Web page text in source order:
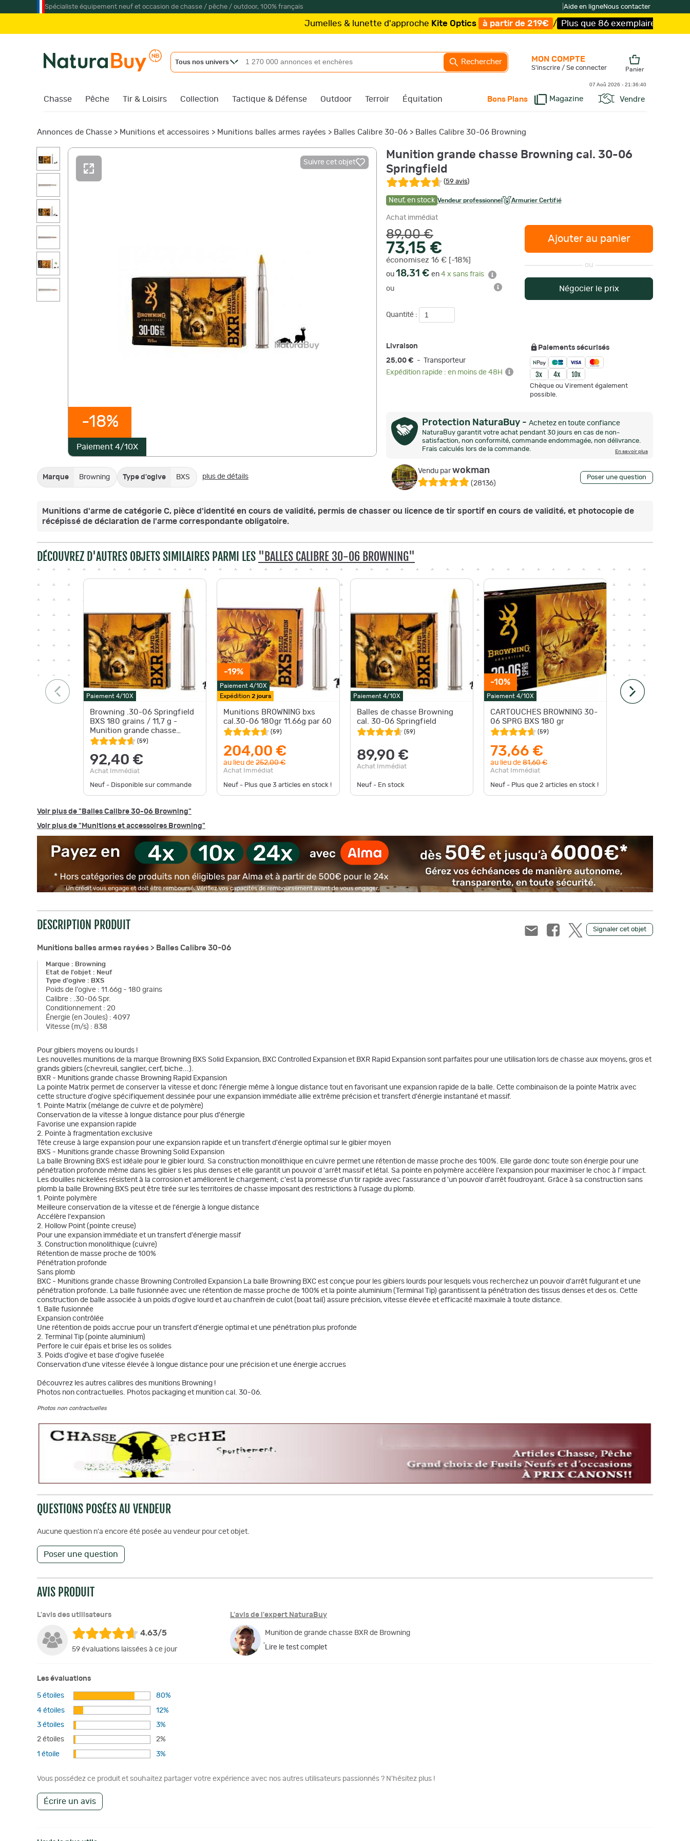
Spécialiste équipement neuf et occasion de chasse / pêche / outdoor, 100% français Aide en ligneNous contacter
Jumelles & lunette d'approcheKite Optics à partir de 219€ / Plus que 86 exemplaires ! / Livraison offerte
Tous nos univers Rechercher
Chasse Pêche Tir & Loisirs Collection Tactique & Défense Outdoor Terroir Équitation Bons Plans Magazine Vendre
MON COMPTE
S'inscrire / Se connecter Panier
07 Aoû 2026 - 21:36:41
Annonces de Chasse > Munitions et accessoires > Munitions balles armes rayées > Balles Calibre 30-06 > Balles Calibre 30-06 Browning
-18%
Paiement 4/10X
Suivre cet objet
Marque Browning Type d'ogive BXS plus de détails
Munition grande chasse Browning cal. 30-06
Springfield
(59 avis)
Neuf, en stock Vendeur professionnel Armurier Certifié
Achat immédiat
89,00 €
73,15 €
économisez 16 € [-18%]
ou 18,31 € en 4 x sans frais
ou
Quantité :
Ajouter au panier
ou
Négocier le prix
Livraison
25,00 € - Transporteur
Expédition rapide : en moins de 48H
Paiements sécurisés
Chèque ou Virement également
possible.
Protection NaturaBuy - Achetez en toute confiance
NaturaBuy garantit votre achat pendant 30 jours en cas de non-
satisfaction, non conformité, commande endommagée, non délivrance.
Frais calculés lors de la commande.
En savoir plus
Vendu parwokman
(28136)
Poser une question
Munitions d'arme de catégorie C, pièce d'identité en cours de validité, permis de chasser ou licence de tir sportif en cours de validité, et photocopie de
récépissé de déclaration de l'arme correspondante obligatoire.
DÉCOUVREZ D'AUTRES OBJETS SIMILAIRES PARMI LES "BALLES CALIBRE 30-06 BROWNING"
Paiement 4/10X
Browning .30-06 Springfield
BXS 180 grains / 11,7 g -
Munition grande chasse
Browning cal. 30-06 Spr
(59)
92,40 €
Achat Immédiat
Neuf - Disponible sur commande
-19%
Paiement 4/10X
Expédition 2 jours
Munitions BROWNING bxs
cal.30-06 180gr 11.66g par 60
(59)
204,00 €
au lieu de 252,00 €
Achat Immédiat
Neuf - Plus que 3 articles en stock !
Paiement 4/10X
Balles de chasse Browning
cal. 30-06 Springfield
(59)
89,90 €
Achat Immédiat
Neuf - En stock
-10%
Paiement 4/10X
CARTOUCHES BROWNING 30-
06 SPRG BXS 180 gr
(59)
73,66 €
au lieu de 81,60 €
Achat Immédiat
Neuf - Plus que 2 articles en stock !
Voir plus de "Balles Calibre 30-06 Browning"
Voir plus de "Munitions et accessoires Browning"
Signaler cet objet
DESCRIPTION PRODUIT
Munitions balles armes rayées > Balles Calibre 30-06
Marque : Browning
Etat de l'objet : Neuf
Type d'ogive : BXS
Poids de l'ogive : 11.66g - 180 grains
Calibre : .30-06 Spr.
Conditionnement : 20
Énergie (en Joules) : 4097
Vitesse (m/s) : 838
Pour gibiers moyens ou lourds !
Les nouvelles munitions de la marque Browning BXS Solid Expansion, BXC Controlled Expansion et BXR Rapid Expansion sont parfaites pour une utilisation lors de chasse aux moyens, gros et
grands gibiers (chevreuil, sanglier, cerf, biche...).
BXR - Munitions grande chasse Browning Rapid Expansion
La pointe Matrix permet de conserver la vitesse et donc l'énergie même à longue distance tout en favorisant une expansion rapide de la balle. Cette combinaison de la pointe Matrix avec
cette structure d'ogive spécifiquement dessinée pour une expansion immédiate allie extrême précision et transfert d'énergie instantané et massif.
1. Pointe Matrix (mélange de cuivre et de polymère)
Conservation de la vitesse à longue distance pour plus d'énergie
Favorise une expansion rapide
2. Pointe à fragmentation exclusive
Tête creuse à large expansion pour une expansion rapide et un transfert d'énergie optimal sur le gibier moyen
BXS - Munitions grande chasse Browning Solid Expansion
La balle Browning BXS est idéale pour le gibier lourd. Sa construction monolithique en cuivre permet une rétention de masse proche des 100%. Elle garde donc toute son énergie pour une
pénétration profonde même dans les gibier s les plus denses et elle garantit un pouvoir d 'arrêt massif et létal. Sa pointe en polymère accélère l'expansion pour maximiser le choc à l' impact.
Les douilles nickelées résistent à la corrosion et améliorent le chargement; c'est la promesse d'un tir rapide avec l'assurance d 'un pouvoir d'arrêt foudroyant. Grâce à sa construction sans
plomb la balle Browning BXS peut être tirée sur les territoires de chasse imposant des restrictions à l'usage du plomb.
1. Pointe polymère
Meilleure conservation de la vitesse et de l'énergie à longue distance
Accélère l'expansion
2. Hollow Point (pointe creuse)
Pour une expansion immédiate et un transfert d'énergie massif
3. Construction monolithique (cuivre)
Rétention de masse proche de 100%
Pénétration profonde
Sans plomb
BXC - Munitions grande chasse Browning Controlled Expansion La balle Browning BXC est conçue pour les gibiers lourds pour lesquels vous recherchez un pouvoir d'arrêt fulgurant et une
pénétration profonde. La balle fusionnée avec une rétention de masse proche de 100% et la pointe aluminium (Terminal Tip) garantissent la pénétration des tissus denses et des os. Cette
construction de balle associée à un poids d'ogive lourd et au chanfrein de culot (boat tail) assure précision, vitesse élevée et efficacité maximale à toute distance.
1. Balle fusionnée
Expansion contrôlée
Une rétention de poids accrue pour un transfert d'énergie optimal et une pénétration plus profonde
2. Terminal Tip (pointe aluminium)
Perfore le cuir épais et brise les os solides
3. Poids d'ogive et base d'ogive fuselée
Conservation d'une vitesse élevée à longue distance pour une précision et une énergie accrues
Découvrez les autres calibres des munitions Browning !
Photos non contractuelles. Photos packaging et munition cal. 30-06.
Photos non contractuelles
QUESTIONS POSÉES AU VENDEUR
Aucune question n'a encore été posée au vendeur pour cet objet.
Poser une question
AVIS PRODUIT
L'avis des utilisateurs
4.63/5
59 évaluations laissées à ce jour
L'avis de l'expert NaturaBuy
Munition de grande chasse BXR de Browning
Lire le test complet
Les évaluations
5 étoiles 80%
4 étoiles 12%
3 étoiles 3%
2 étoiles 2%
1 étoile 3%
Vous possédez ce produit et souhaitez partager votre expérience avec nos autres utilisateurs passionnés ? N'hésitez plus !
Écrire un avis